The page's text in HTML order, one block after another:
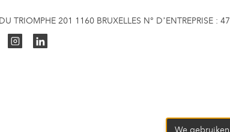
TRIOMPHE 201 1160 BRUXELLES N° D’ENTREPRISE :
We